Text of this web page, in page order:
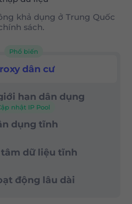
trường
theo địa lý chính xác
nâng cao
99,67%
khả dụng ở Trung Quốc
sách.
dân dụng
Phổ biến
hạn dân dụng
dụng tĩnh
nhật IP Pool
dữ liệu tĩnh
động lâu dài
dân cư